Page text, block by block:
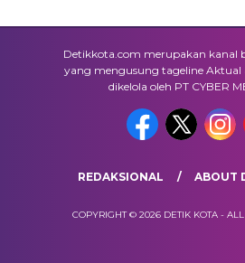
Detikkota.com merupakan kanal
yang mengusung tageline Aktual
dikelola oleh PT CYBER
REDAKSIONAL ABOUT
COPYRIGHT © 2026 DETIK KOTA -